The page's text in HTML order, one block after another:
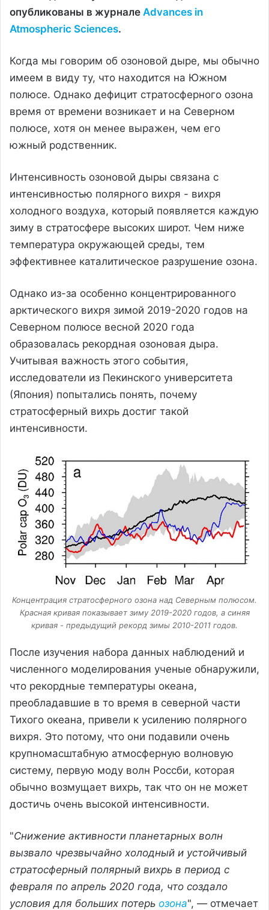
опубликованы в журнале Advances in
Atmospheric Sciences.
Когда мы говорим об озоновой дыре, мы обычно
имеем в виду ту, что находится на Южном
полюсе. Однако дефицит стратосферного озона
время от времени возникает и на Северном
полюсе, хотя он менее выражен, чем его
южный родственник.
Интенсивность озоновой дыры связана с
интенсивностью полярного вихря - вихря
холодного воздуха, который появляется каждую
зиму в стратосфере высоких широт. Чем ниже
температура окружающей среды, тем
эффективнее каталитическое разрушение озона.
Однако из-за особенно концентрированного
арктического вихря зимой 2019-2020 годов на
Северном полюсе весной 2020 года
образовалась рекордная озоновая дыра.
Учитывая важность этого события,
исследователи из Пекинского университета
(Япония) попытались понять, почему
стратосферный вихрь достиг такой
интенсивности.
Концентрация стратосферного озона над Северным полюсом.
Красная кривая показывает зиму 2019-2020 годов, а синяя
кривая - предыдущий рекорд зимы 2010-2011 годов.
После изучения набора данных наблюдений и
численного моделирования ученые обнаружили,
что рекордные температуры океана,
преобладавшие в то время в северной части
Тихого океана, привели к усилению полярного
вихря. Это потому, что они подавили очень
крупномасштабную атмосферную волновую
систему, первую моду волн Россби, которая
обычно возмущает вихрь, так что он не может
достичь очень высокой интенсивности.
"Снижение активности планетарных волн
вызвало чрезвычайно холодный и устойчивый
стратосферный полярный вихрь в период с
февраля по апрель 2020 года, что создало
условия для больших потерь озона", — отмечает